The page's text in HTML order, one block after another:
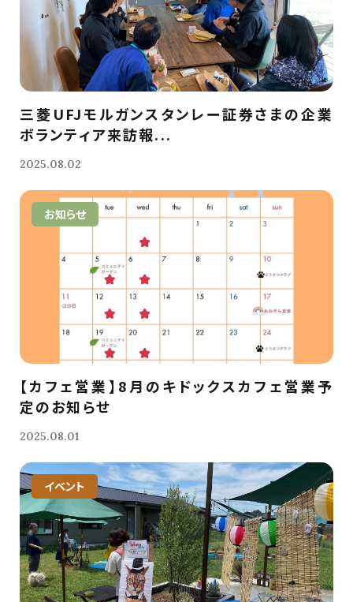
三菱UFJモルガンスタンレー証券さまの企業
ボランティア来訪報...
2025.08.02
お知らせ
【カフェ営業】8月のキドックスカフェ営業予
定のお知らせ
2025.08.01
イベント